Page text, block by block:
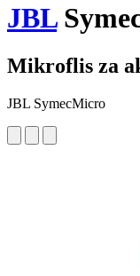
JBL
Mikroflis za
JBL SymecMicro